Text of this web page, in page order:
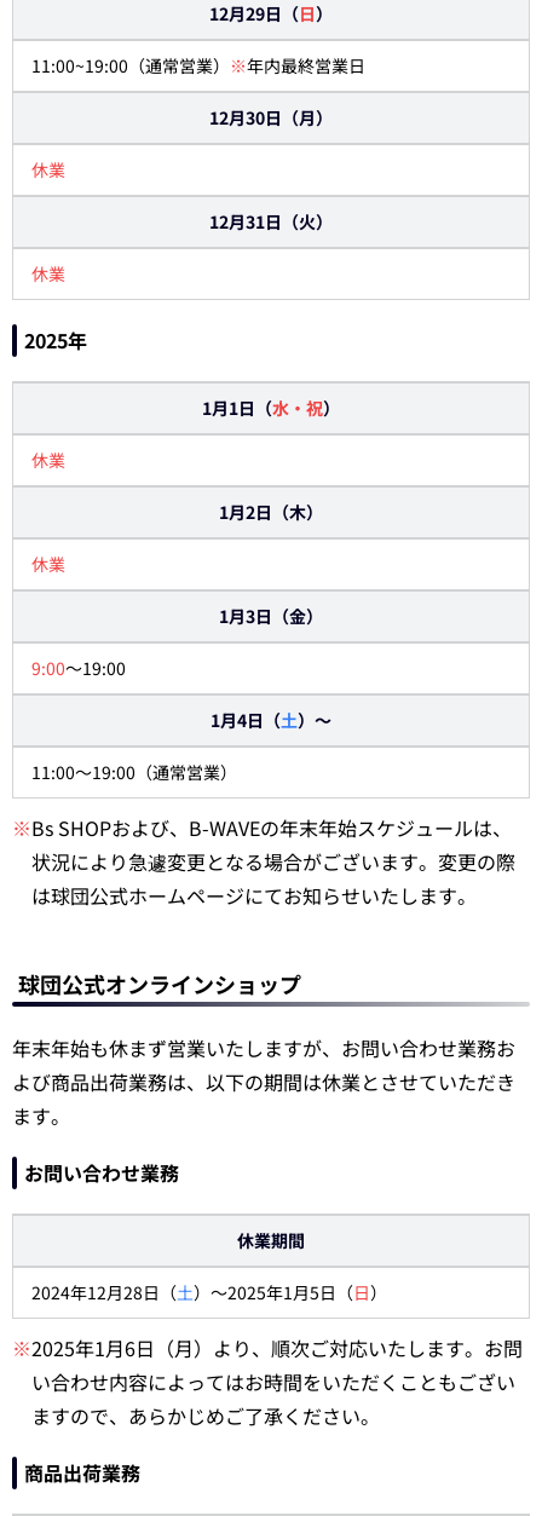
12月29日（日）
11:00~19:00（通常営業） ※年内最終営業日
12月30日（月）
休業
12月31日（火）
休業
2025年
1月1日（水・祝）
休業
1月2日（木）
休業
1月3日（金）
9:00～19:00
1月4日（土）～
11:00～19:00（通常営業）
※Bs SHOPおよび、B-WAVEの年末年始スケジュールは、
状況により急遽変更となる場合がございます。変更の際
は球団公式ホームページにてお知らせいたします。
球団公式オンラインショップ
年末年始も休まず営業いたしますが、お問い合わせ業務お
よび商品出荷業務は、以下の期間は休業とさせていただき
ます。
お問い合わせ業務
休業期間
2024年12月28日（土）～2025年1月5日（日）
※2025年1月6日（月）より、順次ご対応いたします。お問
い合わせ内容によってはお時間をいただくこともござい
ますので、あらかじめご了承ください。
商品出荷業務